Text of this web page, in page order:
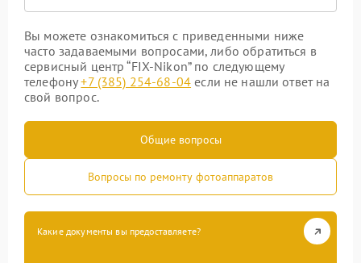
Вы можете ознакомиться с приведенными ниже
часто задаваемыми вопросами, либо обратиться в
сервисный центр “FIX-Nikon” по следующему
телефону+7 (385) 254-68-04 если не нашли ответ на
свой вопрос.
Общие вопросы
Вопросы по ремонту фотоаппаратов
Какие документы вы предоставляете?